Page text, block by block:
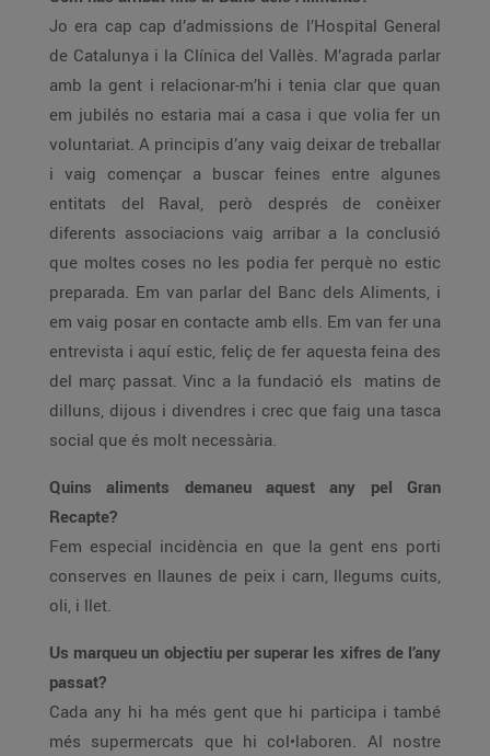
Jo era cap cap d’admissions de l’Hospital General
de Catalunya i la Clínica del Vallès. M’agrada parlar
amb la gent i relacionar-m’hi i tenia clar que quan
em jubilés no estaria mai a casa i que volia fer un
voluntariat. A principis d’any vaig deixar de treballar
i vaig començar a buscar feines entre algunes
entitats del Raval, però després de conèixer
diferents associacions vaig arribar a la conclusió
que moltes coses no les podia fer perquè no estic
preparada. Em van parlar del Banc dels Aliments, i
em vaig posar en contacte amb ells. Em van fer una
entrevista i aquí estic, feliç de fer aquesta feina des
del març passat. Vinc a la fundació els matins de
dilluns, dijous i divendres i crec que faig una tasca
social que és molt necessària.
Quins aliments demaneu aquest any pel Gran
Recapte?
Fem especial incidència en que la gent ens porti
conserves en llaunes de peix i carn, llegums cuits,
oli, i llet.
Us marqueu un objectiu per superar les xifres de l’any
passat?
Cada any hi ha més gent que hi participa i també
més supermercats que hi col•laboren. Al nostre